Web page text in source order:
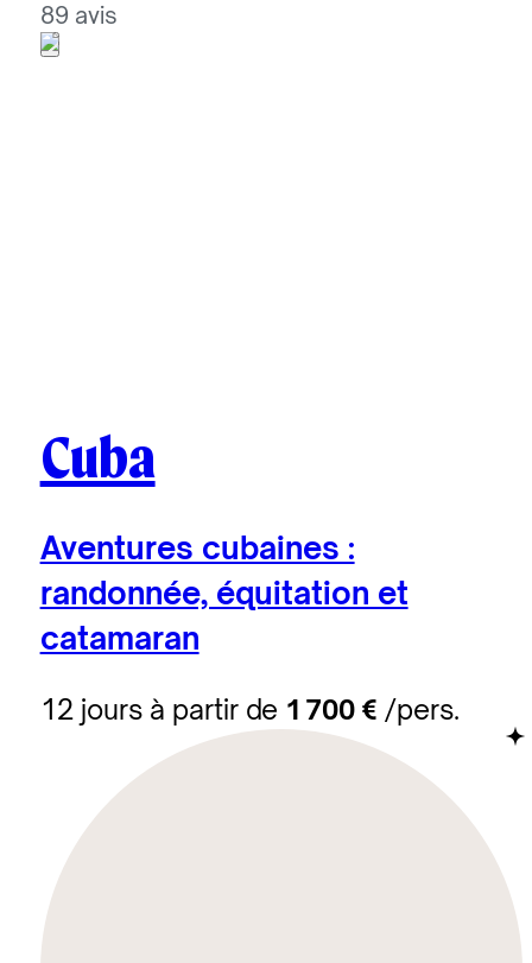
89 avis
Cuba
Aventures cubaines :
randonnée, équitation et
catamaran
12 jours à partir de 1 700 € /pers.